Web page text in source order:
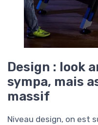
Design : look
sympa, mais
massif
Niveau design, on est